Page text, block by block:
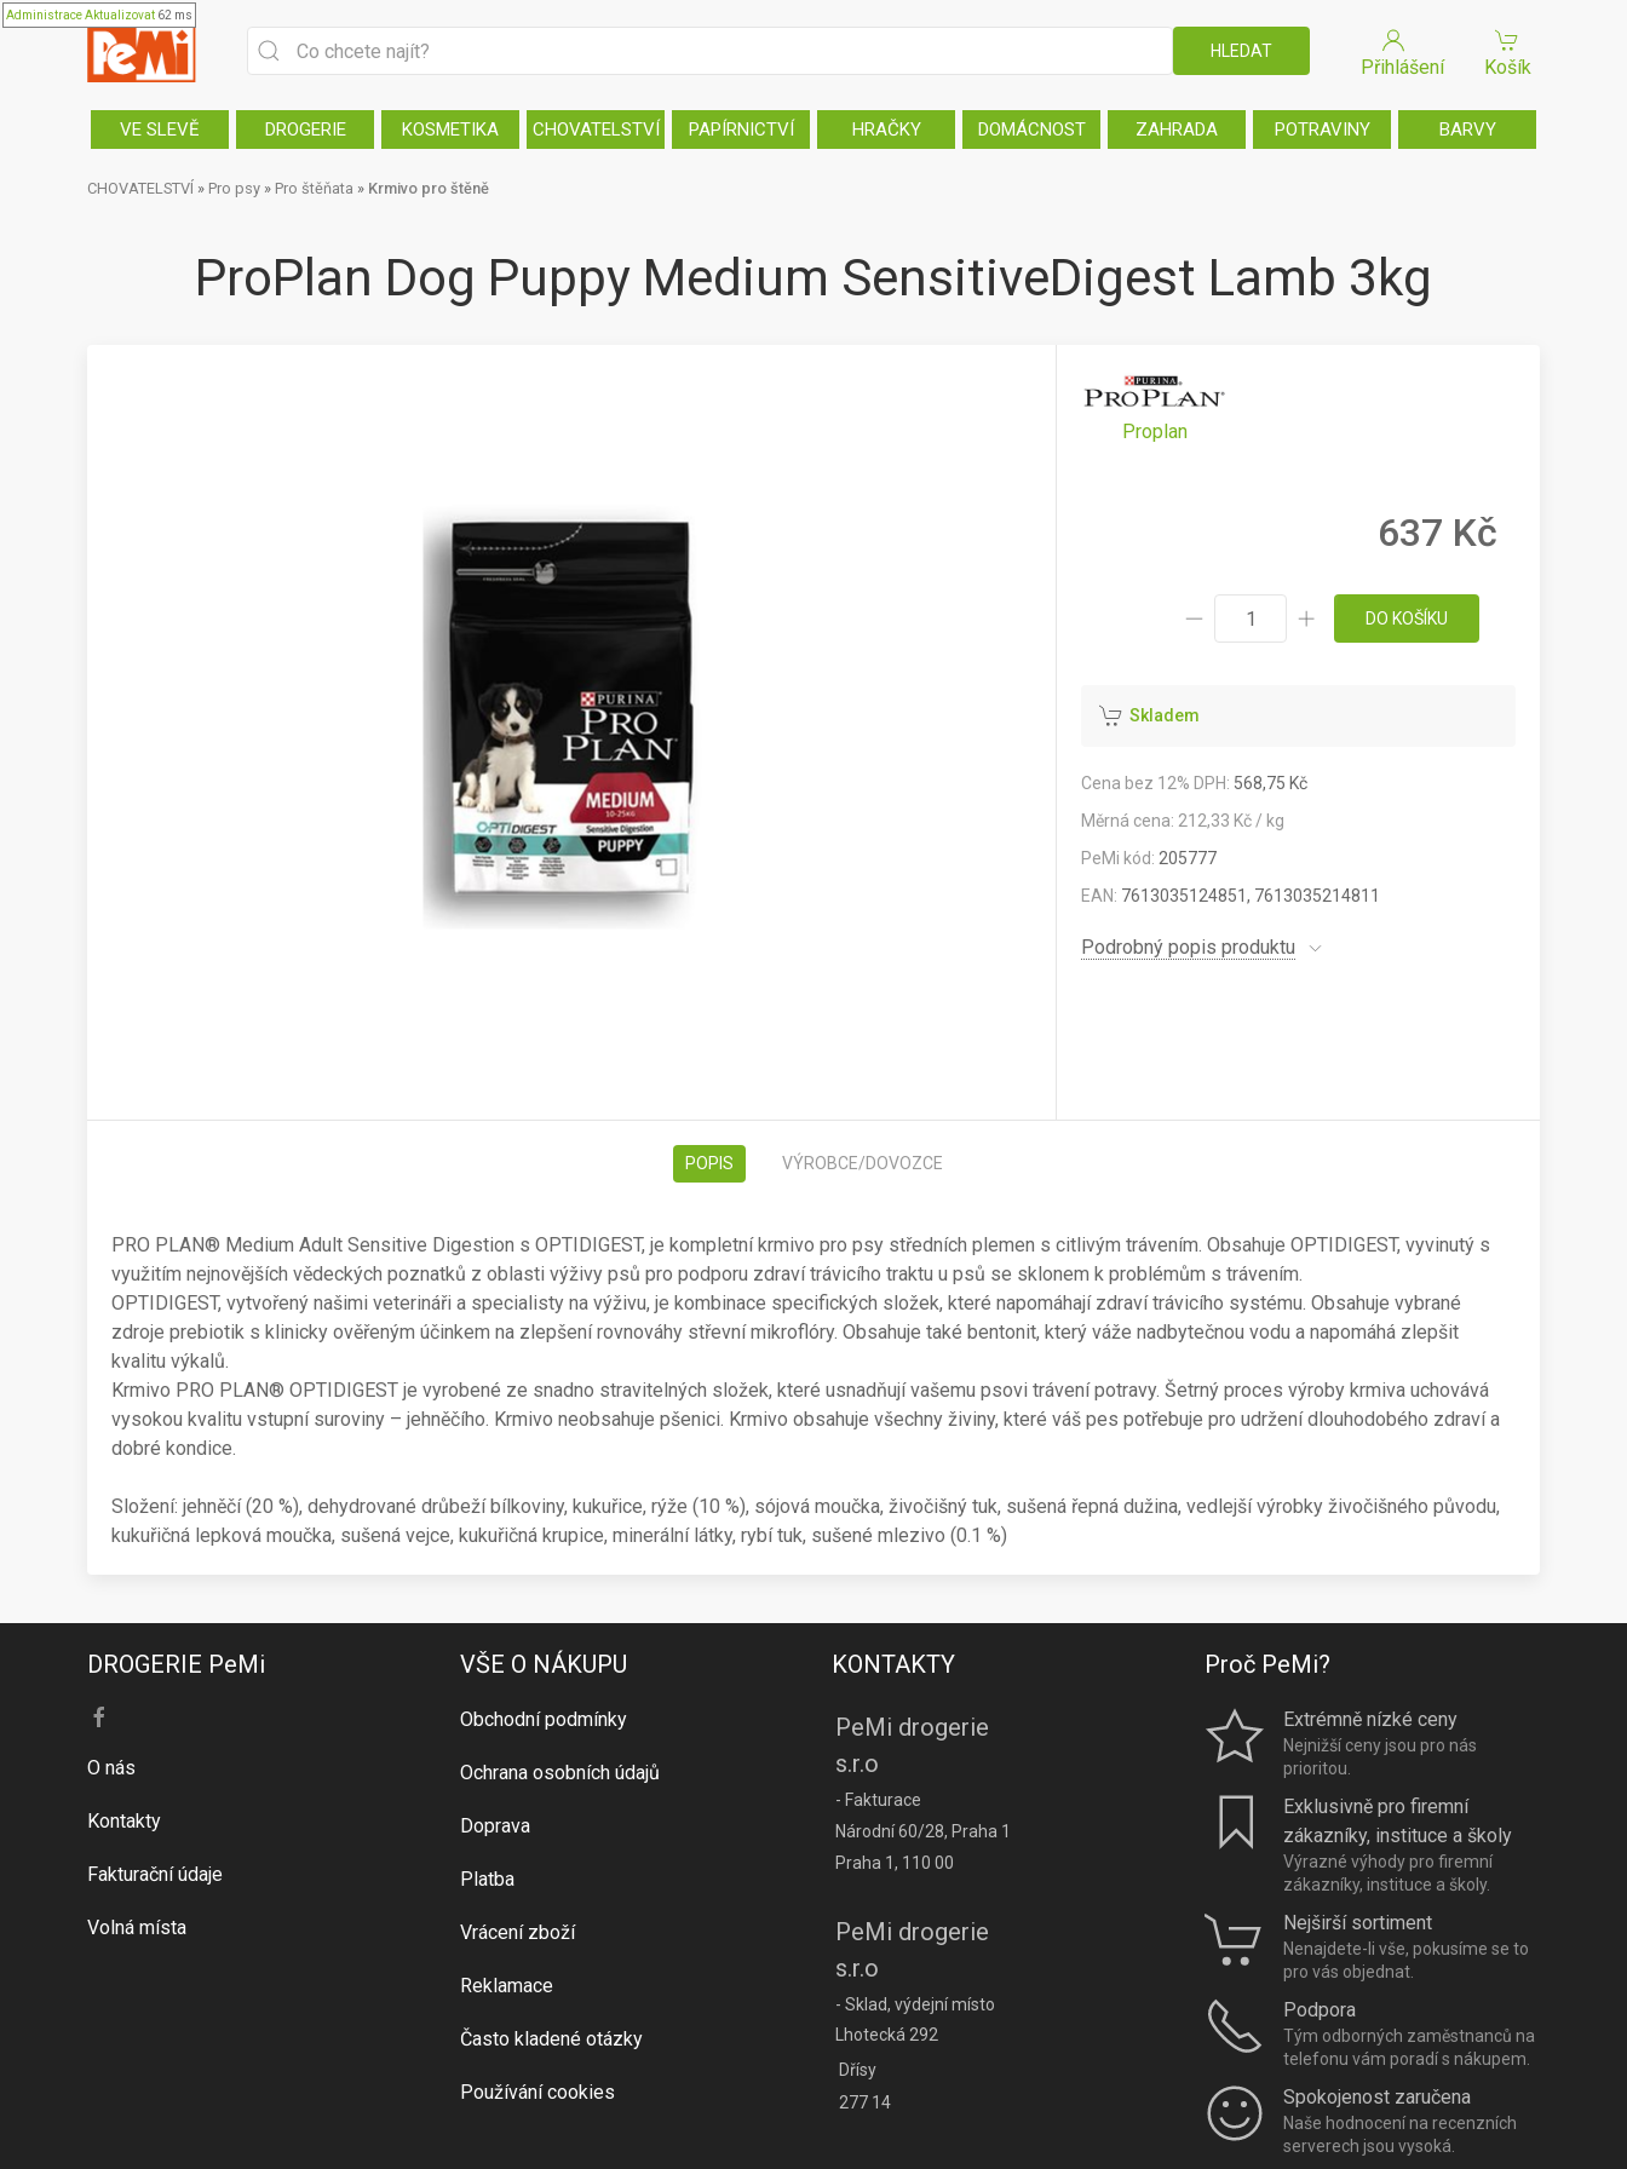
AdministraceAktualizovat 62 ms
Přihlášení Košík
VE SLEVĚ DROGERIE KOSMETIKA CHOVATELSTVÍ PAPÍRNICTVÍ HRAČKY DOMÁCNOST ZAHRADA POTRAVINY BARVY
CHOVATELSTVÍ » Pro psy » Pro štěňata » Krmivo pro štěně
ProPlan Dog Puppy Medium SensitiveDigest Lamb 3kg
Proplan
637 Kč
DO KOŠÍKU
Skladem
Cena bez 12% DPH: 568,75 Kč
Měrná cena: 212,33 Kč / kg
PeMi kód: 205777
EAN: 7613035124851, 7613035214811
Podrobný popis produktu
POPIS VÝROBCE/DOVOZCE
PRO PLAN® Medium Adult Sensitive Digestion s OPTIDIGEST, je kompletní krmivo pro psy středních plemen s citlivým trávením. Obsahuje OPTIDIGEST, vyvinutý s
využitím nejnovějších vědeckých poznatků z oblasti výživy psů pro podporu zdraví trávicího traktu u psů se sklonem k problémům s trávením.
OPTIDIGEST, vytvořený našimi veterináři a specialisty na výživu, je kombinace specifických složek, které napomáhají zdraví trávicího systému. Obsahuje vybrané
zdroje prebiotik s klinicky ověřeným účinkem na zlepšení rovnováhy střevní mikroflóry. Obsahuje také bentonit, který váže nadbytečnou vodu a napomáhá zlepšit
kvalitu výkalů.
Krmivo PRO PLAN® OPTIDIGEST je vyrobené ze snadno stravitelných složek, které usnadňují vašemu psovi trávení potravy. Šetrný proces výroby krmiva uchovává
vysokou kvalitu vstupní suroviny – jehněčího. Krmivo neobsahuje pšenici. Krmivo obsahuje všechny živiny, které váš pes potřebuje pro udržení dlouhodobého zdraví a
dobré kondice.
Složení: jehněčí (20 %), dehydrované drůbeží bílkoviny, kukuřice, rýže (10 %), sójová moučka, živočišný tuk, sušená řepná dužina, vedlejší výrobky živočišného původu,
kukuřičná lepková moučka, sušená vejce, kukuřičná krupice, minerální látky, rybí tuk, sušené mlezivo (0.1 %)
DROGERIE PeMi
O nás
Kontakty
Fakturační údaje
Volná místa
VŠE O NÁKUPU
Obchodní podmínky
Ochrana osobních údajů
Doprava
Platba
Vrácení zboží
Reklamace
Často kladené otázky
Používání cookies
KONTAKTY
PeMi drogerie
s.r.o
- Fakturace
Národní 60/28, Praha 1
Praha 1, 110 00
PeMi drogerie
s.r.o
- Sklad, výdejní místo
Lhotecká 292
Dřísy
277 14
Proč PeMi?
Extrémně nízké ceny
Nejnižší ceny jsou pro nás
prioritou.
Exklusivně pro firemní
zákazníky, instituce a školy
Výrazné výhody pro firemní
zákazníky, instituce a školy.
Nejširší sortiment
Nenajdete-li vše, pokusíme se to
pro vás objednat.
Podpora
Tým odborných zaměstnanců na
telefonu vám poradí s nákupem.
Spokojenost zaručena
Naše hodnocení na recenzních
serverech jsou vysoká.